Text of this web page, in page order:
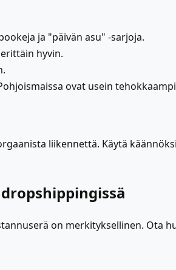
ja "päivän asu" -sarjoja.
hyvin.
ovat usein
liikennettä. Käytä
on merkityksellinen. Ota